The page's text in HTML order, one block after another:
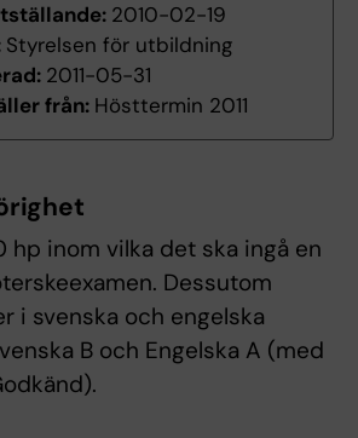
2010-02-19
Styrelsen för utbildning
2011-05-31
från: Hösttermin 2011
hp inom vilka det ska ingå en
Dessutom
i svenska och engelska
B och Engelska A (med